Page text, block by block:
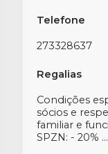
Telefone
273328637
Regalias
Condições
sócios e
familiar e
SPZN: - 20% ...